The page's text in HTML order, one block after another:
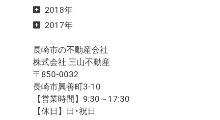
2018年
2017年
長崎市の不動産会社
株式会社 三山不動産
〒850-0032
長崎市興善町3-10
【営業時間】9:30～17:30
【休日】日･祝日